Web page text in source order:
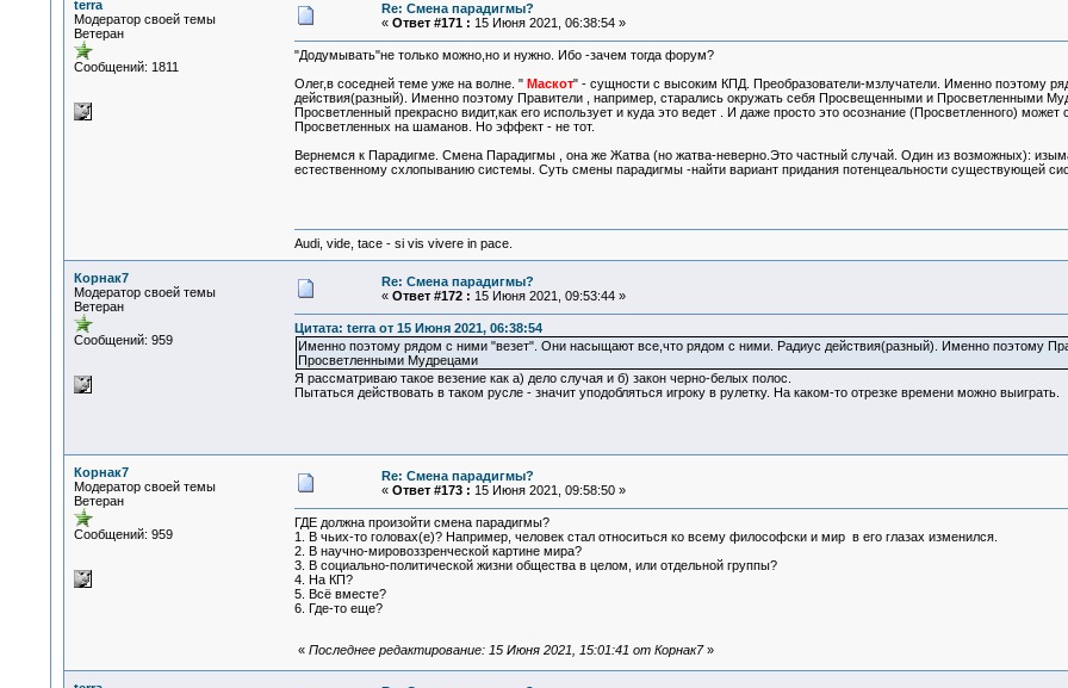
terra
Модератор своей темы
Ветеран
Сообщений: 1811
Re: Смена парадигмы?
« Ответ #171 : 15 Июня 2021, 06:38:54 »
"Додумывать"не только можно,но и нужно. Ибо -зачем тогда форум?
Олег,в соседней теме уже на волне. "Маскот" - сущности с высоким КПД. Преобразователи-мзлучатели. Именно поэтому
действия(разный). Именно поэтому Правители , например, старались окружать себя Просвещенными и Просветленными
Просветленный прекрасно видит,как его использует и куда это ведет . И даже просто это осознание (Просветленного)
Просветленных на шаманов. Но эффект - не тот.
Вернемся к Парадигме. Смена Парадигмы , она же Жатва (но жатва-неверно.Это частный случай. Один из возможных):
естественному схлопыванию системы. Суть смены парадигмы -найти вариант придания потенцеальности существующей
Audi, vide, tace - si vis vivere in pace.
Корнак7
Модератор своей темы
Ветеран
Сообщений: 959
Re: Смена парадигмы?
« Ответ #172 : 15 Июня 2021, 09:53:44 »
Цитата: terra от 15 Июня 2021, 06:38:54
Именно поэтому рядом с ними "везет". Они насыщают все,что рядом с ними. Радиус действия(разный). Именно поэтому
Просветленными Мудрецами
Я рассматриваю такое везение как а) дело случая и б) закон черно-белых полос.
Пытаться действовать в таком русле - значит уподобляться игроку в рулетку. На каком-то отрезке времени можно выиграть.
Корнак7
Модератор своей темы
Ветеран
Сообщений: 959
Re: Смена парадигмы?
« Ответ #173 : 15 Июня 2021, 09:58:50 »
ГДЕ должна произойти смена парадигмы?
1. В чьих-то головах(е)? Например, человек стал относиться ко всему философски и мир в его глазах изменился.
2. В научно-мировоззренческой картине мира?
3. В социально-политической жизни общества в целом, или отдельной группы?
4. На КП?
5. Всё вместе?
6. Где-то еще?
« Последнее редактирование: 15 Июня 2021, 15:01:41 от Корнак7»